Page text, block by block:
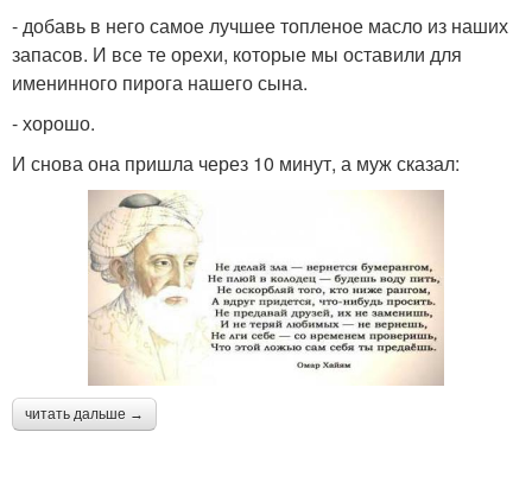
- добавь в него самое лучшее топленое масло из наших
запасов. И все те орехи, которые мы оставили для
именинного пирога нашего сына.
- хорошо.
И снова она пришла через 10 минут, а муж сказал:
читать дальше →